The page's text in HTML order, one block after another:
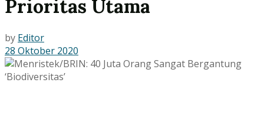
Prioritas Utama
by Editor
28 Oktober 2020